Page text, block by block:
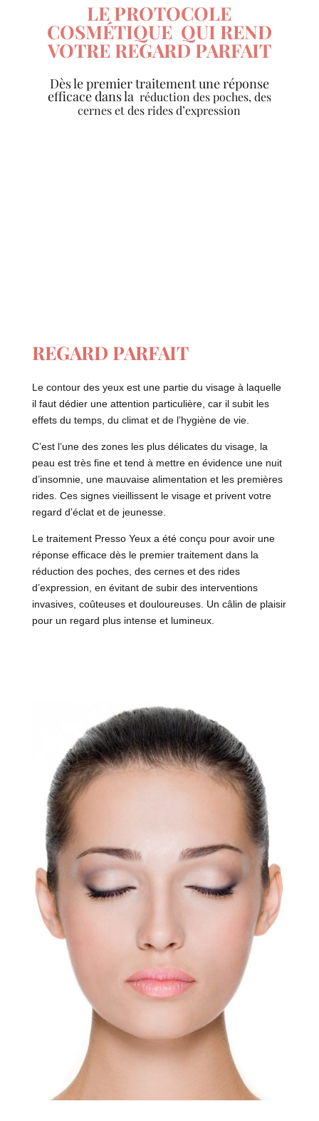
LE PROTOCOLE
COSMÉTIQUE QUI REND
VOTRE REGARD PARFAIT
Dès le premier traitement une réponse
efficace dans la réduction des poches, des
cernes et des rides d’expression
REGARD PARFAIT
Le contour des yeux est une partie du visage à laquelle
il faut dédier une attention particulière, car il subit les
effets du temps, du climat et de l’hygiène de vie.
C’est l’une des zones les plus délicates du visage, la
peau est très fine et tend à mettre en évidence une nuit
d’insomnie, une mauvaise alimentation et les premières
rides. Ces signes vieillissent le visage et privent votre
regard d’éclat et de jeunesse.
Le traitement Presso Yeux a été conçu pour avoir une
réponse efficace dès le premier traitement dans la
réduction des poches, des cernes et des rides
d’expression, en évitant de subir des interventions
invasives, coûteuses et douloureuses. Un câlin de plaisir
pour un regard plus intense et lumineux.